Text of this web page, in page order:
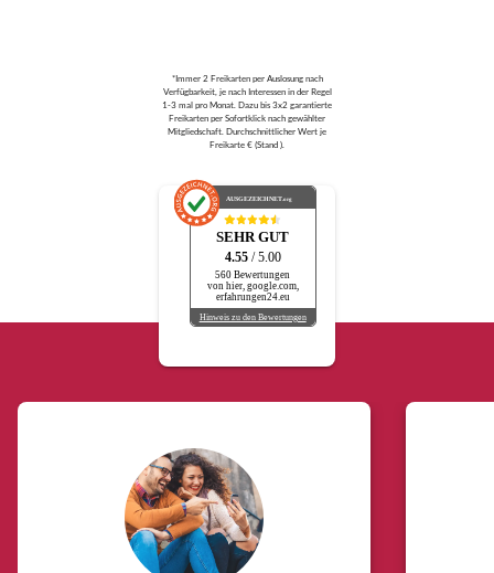
*Immer 2 Freikarten per Auslosung nach
Verfügbarkeit, je nach Interessen in der Regel
1-3 mal pro Monat. Dazu bis 3x2 garantierte
Freikarten per Sofortklick nach gewählter
Mitgliedschaft. Durchschnittlicher Wert je
Freikarte € (Stand ).
AUSGEZEICHNET.org
SEHR GUT
4.55 / 5.00
560 Bewertungen
von hier, google.com,
erfahrungen24.eu
Hinweis zu den Bewertungen